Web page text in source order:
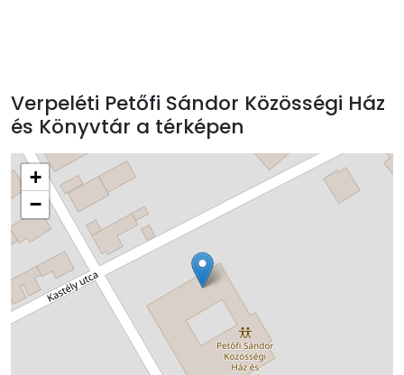
Verpeléti Petőfi Sándor Közösségi Ház
és Könyvtár a térképen
+
−